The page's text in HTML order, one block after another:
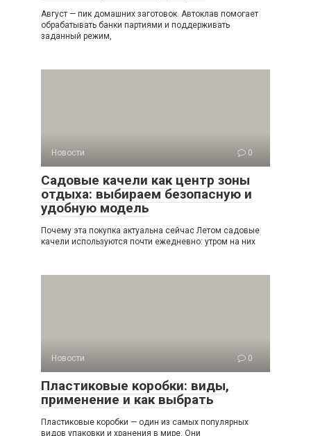
Август — пик домашних заготовок. Автоклав помогает
обрабатывать банки партиями и поддерживать
заданный режим,
Новости 0
Садовые качели как центр зоны
отдыха: выбираем безопасную и
удобную модель
Почему эта покупка актуальна сейчас Летом садовые
качели используются почти ежедневно: утром на них
Новости 0
Пластиковые коробки: виды,
применение и как выбрать
Пластиковые коробки — один из самых популярных
видов упаковки и хранения в мире. Они